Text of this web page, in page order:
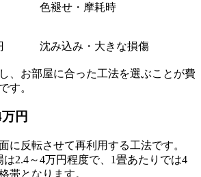
色褪せ・摩耗時
沈み込み・大きな損傷
、お部屋に合った工法を選ぶことが費
す。
円
に反転させて再利用する工法です。
2.4～4万円程度で、1畳あたりでは4
帯となります。